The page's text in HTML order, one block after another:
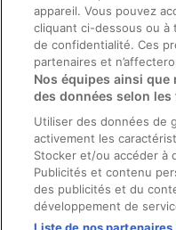
Aide
Soutien
Annuler votre réservation
Échéances de
Utiliser un coupon ebookers
appareil. Vous pouvez
cliquant ci-dessous ou à
de confidentialité. Ces
partenaires et
Nos équipes ainsi
des données selon
Utiliser des données de
activement les
Stocker et/ou accéder à
Publicités et contenu
des publicités et du
développement de